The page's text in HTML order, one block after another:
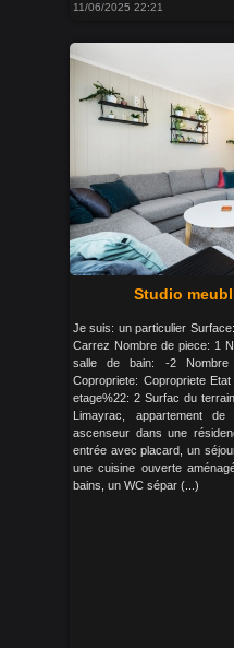
11/06/2025 22:21
Studio
Je suis: un particulier
Carrez Nombre de piece: 1
salle de bain: -2
Copropriete: Copropriete
etage%22: 2 Surfac du
Limayrac, appartement
ascenseur dans une
entrée avec placard, un
une cuisine ouverte
bains, un WC sépar (...)